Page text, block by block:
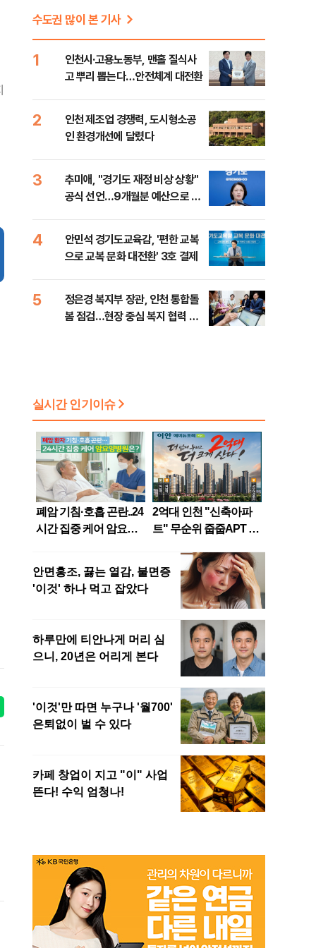
수도권 많이 본 기사
1
인천시·고용노동부, 맨홀 질식사
고 뿌리 뽑는다…안전체계 대전환
2
인천 제조업 경쟁력, 도시형소공
인 환경개선에 달렸다
3
추미애, "경기도 재정 비상 상황"
공식 선언…9개월분 예산으로 민
4
안민석 경기도교육감, '편한 교복
으로 교복 문화 대전환' 3호 결제
5
정은경 복지부 장관, 인천 통합돌
봄 점검…현장 중심 복지 협력 강